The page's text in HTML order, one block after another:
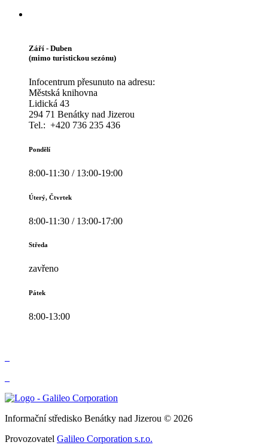
Září - Duben
(mimo turistickou sezónu)
Infocentrum přesunuto na adresu:
Městská knihovna
Lidická 43
294 71 Benátky nad Jizerou
Tel.: +420 736 235 436
Pondělí
8:00-11:30 / 13:00-19:00
Úterý, Čtvrtek
8:00-11:30 / 13:00-17:00
Středa
zavřeno
Pátek
8:00-13:00
Informační středisko Benátky nad Jizerou © 2026
Provozovatel Galileo Corporation s.r.o.